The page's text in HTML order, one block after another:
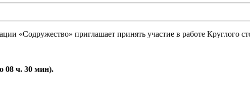
«Содружество» приглашает принять участие в работе Круглого
08 ч. 30 мин).